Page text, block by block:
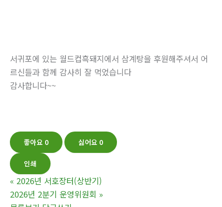
서귀포에 있는 월드컵흑돼지에서 삼계탕을 후원해주셔서 어
르신들과 함께 감사히 잘 먹었습니다
감사합니다~~
좋아요 0 싫어요 0
인쇄
« 2026년 서호장터(상반기)
2026년 2분기 운영위원회 »